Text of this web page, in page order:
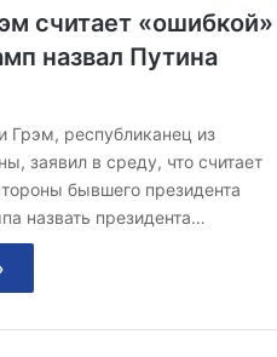
считает «ошибкой»
назвал Путина
Грэм, республиканец из
заявил в среду, что считает
бывшего президента
назвать президента…